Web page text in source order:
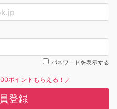
パスワードを表示する
ポイントもらえる！／
登録